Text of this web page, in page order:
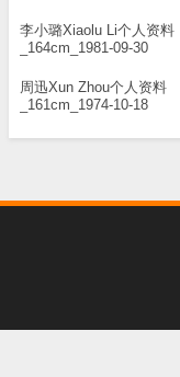
李小璐Xiaolu Li个人资料
_164cm_1981-09-30
周迅Xun Zhou个人资料
_161cm_1974-10-18